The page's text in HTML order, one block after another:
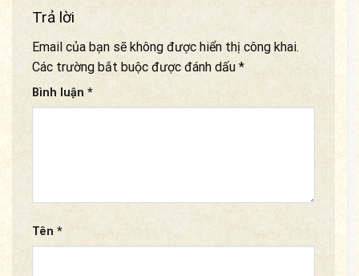
Trả lời
Email của bạn sẽ không được hiển thị công khai.
Các trường bắt buộc được đánh dấu *
Bình luận *
Tên *